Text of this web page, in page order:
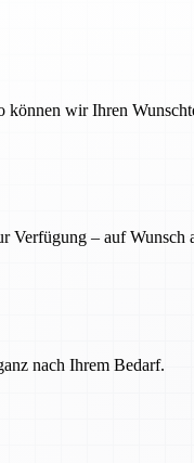
wir Ihren
Verfügung – auf Wunsch
nach Ihrem Bedarf.